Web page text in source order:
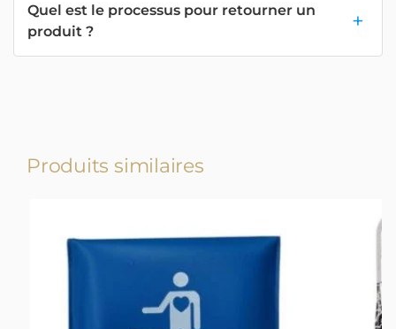
Quel est le processus pour retourner un
produit ?
Produits similaires